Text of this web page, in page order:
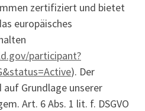
zertifiziert und bietet
europäisches
participant?
). Der
Grundlage unserer
Art. 6 Abs. 1 lit. f. DSGVO